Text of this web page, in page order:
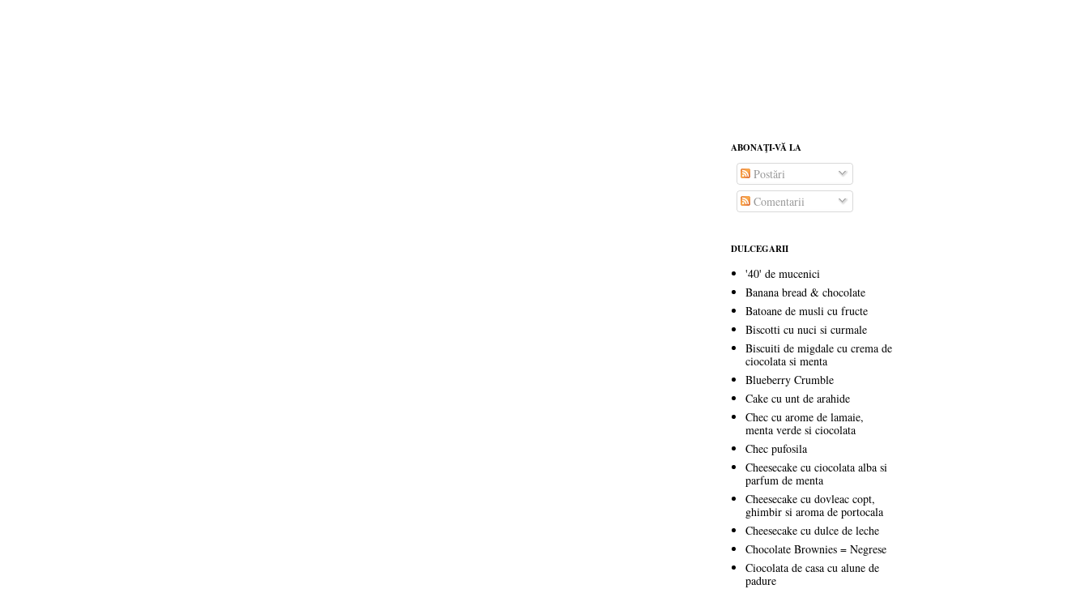
ABONAŢI-VĂ LA
Postări
Comentarii
DULCEGARII
'40' de mucenici
Banana bread & chocolate
Batoane de musli cu fructe
Biscotti cu nuci si curmale
Biscuiti de migdale cu crema de
ciocolata si menta
Blueberry Crumble
Cake cu unt de arahide
Chec cu arome de lamaie,
menta verde si ciocolata
Chec pufosila
Cheesecake cu ciocolata alba si
parfum de menta
Cheesecake cu dovleac copt,
ghimbir si aroma de portocala
Cheesecake cu dulce de leche
Chocolate Brownies = Negrese
Ciocolata de casa cu alune de
padure